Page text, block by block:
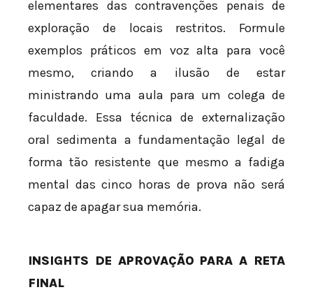
elementares das contravenções penais de
exploração de locais restritos. Formule
exemplos práticos em voz alta para você
mesmo, criando a ilusão de estar
ministrando uma aula para um colega de
faculdade. Essa técnica de externalização
oral sedimenta a fundamentação legal de
forma tão resistente que mesmo a fadiga
mental das cinco horas de prova não será
capaz de apagar sua memória.
INSIGHTS DE APROVAÇÃO PARA A RETA
FINAL